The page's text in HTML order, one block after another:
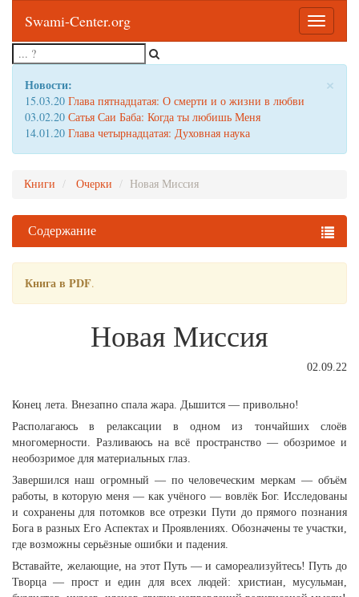
Toggle
Swami-Center.org
×
Новости:
15.03.20 Глава пятнадцатая: О смерти и о жизни в любви
03.02.20 Сатья Саи Баба: Когда ты любишь Меня
14.01.20 Глава четырнадцатая: Духовная наука
Книги Очерки Новая Миссия
Содержание
Книга в PDF.
Новая Миссия
02.09.22
Конец лета. Внезапно спала жара. Дышится — привольно!
Располагаюсь в релаксации в одном из тончайших слоёв
многомерности. Разливаюсь на всё пространство — обозримое и
необозримое для материальных глаз.
Завершился наш огромный — по человеческим меркам — объём
работы, в которую меня — как учёного — вовлёк Бог. Исследованы
и сохранены для потомков все отрезки Пути до прямого познания
Бога в разных Его Аспектах и Проявлениях. Обозначены те участки,
где возможны серьёзные ошибки и падения.
Вставайте, желающие, на этот Путь — и самореализуйтесь! Путь до
Творца — прост и един для всех людей: христиан, мусульман,